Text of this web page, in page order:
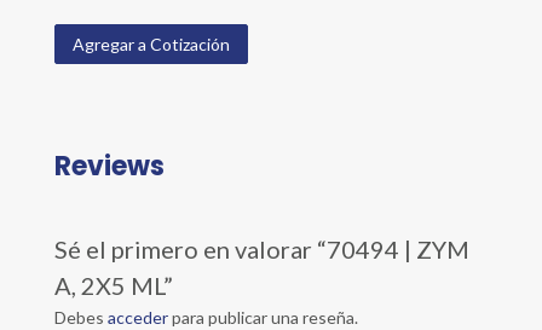
Agregar a Cotización
Reviews
Sé el primero en valorar “70494 | ZYM
A, 2X5 ML”
Debes accederpara publicar una reseña.